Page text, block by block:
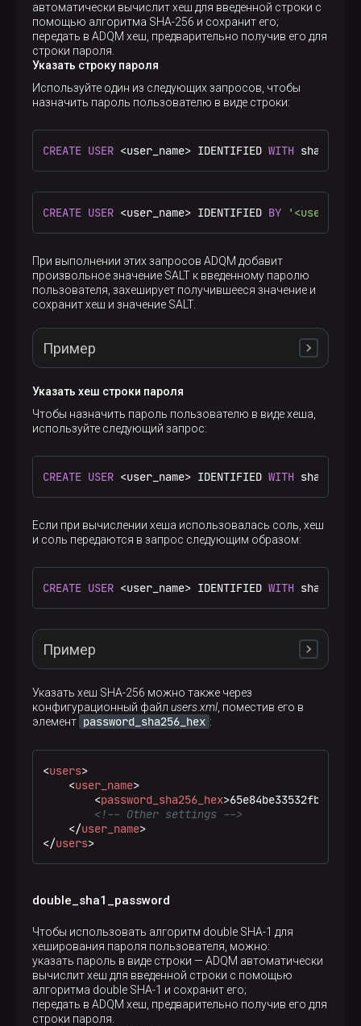
автоматически вычислит хеш для введенной строки с
помощью алгоритма SHA-256 и сохранит его;
передать в ADQM хеш, предварительно получив его для
строки пароля.
Указать строку пароля
Используйте один из следующих запросов, чтобы
назначить пароль пользователю в виде строки:
CREATE USER <user_name> IDENTIFIED WITH
CREATE USER <user_name> IDENTIFIED BY
При выполнении этих запросов ADQM добавит
произвольное значение SALT к введенному паролю
пользователя, захеширует получившееся значение и
сохранит хеш и значение SALT.
Пример
Вывод на экран:
CREATE USER andrew IDENTIFIED WITH sha256_hash
Ok.
0 rows in set. Elapsed: 0.001 sec.
пользователя, необходимо указать заданный
пароль:
Указать хеш строки пароля
Чтобы назначить пароль пользователю в виде хеша,
используйте следующий запрос:
CREATE USER <user_name> IDENTIFIED WITH
Если при вычислении хеша использовалась соль, хеш
и соль передаются в запрос следующим образом:
CREATE USER <user_name> IDENTIFIED WITH
Пример
Сгенерируйте хеш для строки qwerty :
$ PASSWORD="qwerty"; echo "$PASSWORD"; echo
Вывод на экран (первая строка — пароль, вторая
qwerty
При создании учетной записи пользователя
передайте сгенерированный хеш:
CREATE USER alex IDENTIFIED WITH
Указать хеш SHA-256 можно также через
конфигурационный файл users.xml , поместив его в
элемент password_sha256_hex :
<users>
<user_name>
<password_sha256_hex>
<!-- Other settings -->
</user_name>
</users>
double_sha1_password
Чтобы использовать алгоритм double SHA-1 для
хеширования пароля пользователя, можно:
указать пароль в виде строки — ADQM автоматически
вычислит хеш для введенной строки с помощью
алгоритма double SHA-1 и сохранит его;
передать в ADQM хеш, предварительно получив его для
строки пароля.